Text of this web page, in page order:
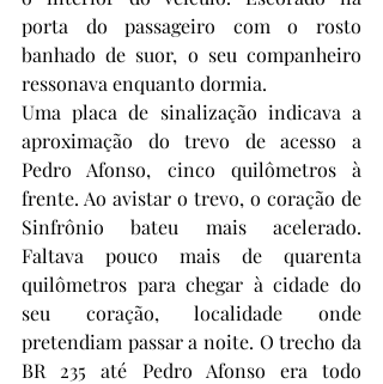
porta do passageiro com o rosto
banhado de suor, o seu companheiro
ressonava enquanto dormia.
Uma placa de sinalização indicava a
aproximação do trevo de acesso a
Pedro Afonso, cinco quilômetros à
frente. Ao avistar o trevo, o coração de
Sinfrônio bateu mais acelerado.
Faltava pouco mais de quarenta
quilômetros para chegar à cidade do
seu coração, localidade onde
pretendiam passar a noite. O trecho da
BR 235 até Pedro Afonso era todo